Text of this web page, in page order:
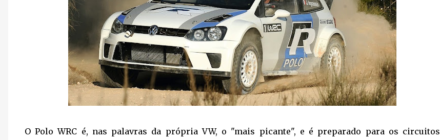
O Polo WRC é, nas palavras da própria VW, o "mais picante", e é preparado para os circuitos